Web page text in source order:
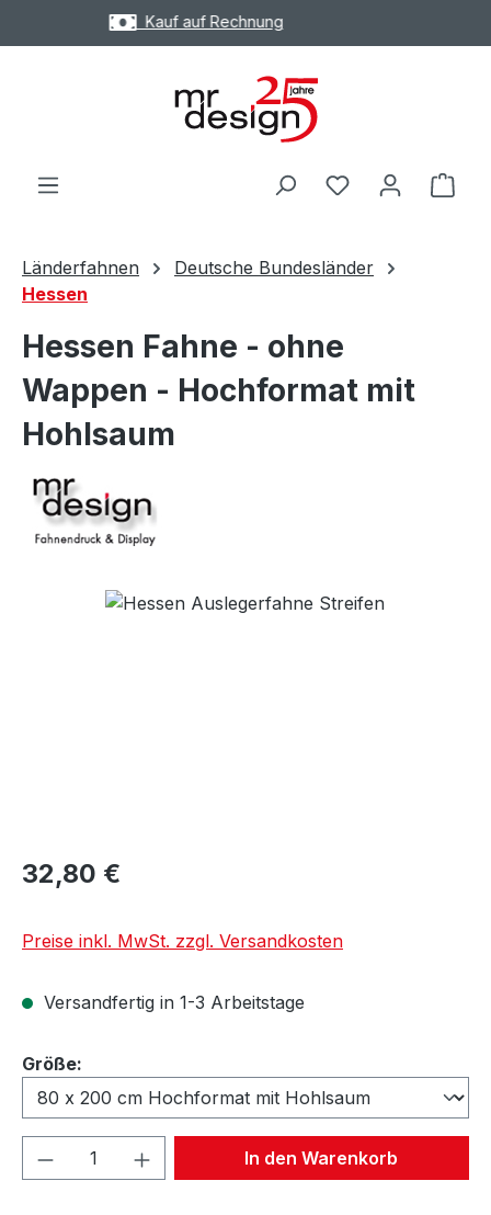
Zum Hauptinhalt springenExpress Versand möglich
Länderfahnen
Deutsche Bundesländer
Hessen
Hessen Fahne - ohne
Wappen - Hochformat mit
Hohlsaum
Bildergalerie überspringen
32,80 €
Preise inkl. MwSt. zzgl. Versandkosten
Versandfertig in 1-3 Arbeitstage
Größe:
Produkt Anzahl: Gib denIn den Warenkorb